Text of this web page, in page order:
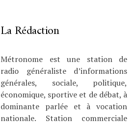
La Rédaction
Métronome est une station de
radio généraliste d’informations
générales, sociale, politique,
économique, sportive et de débat, à
dominante parlée et à vocation
nationale. Station commerciale